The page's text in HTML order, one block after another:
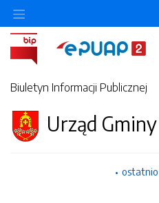
Biuletyn Informacji Publicznej
Urząd